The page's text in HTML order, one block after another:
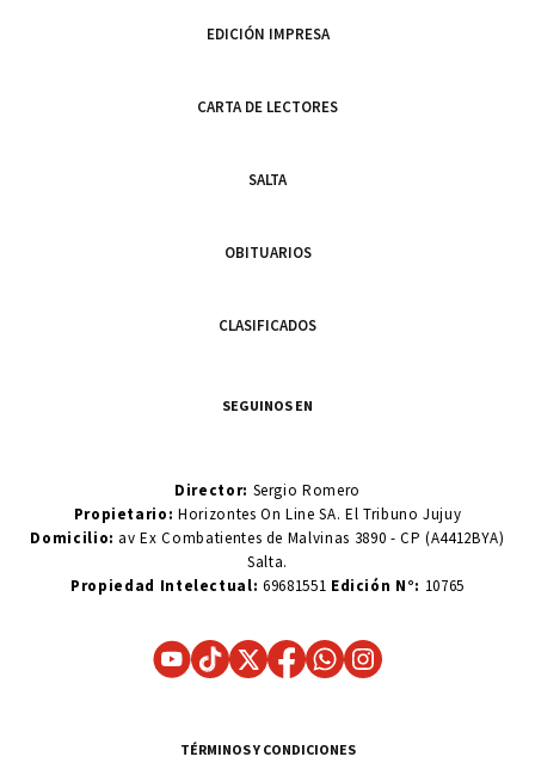
EDICIÓN IMPRESA
CARTA DE LECTORES
SALTA
OBITUARIOS
CLASIFICADOS
SEGUINOS EN
Director: Sergio Romero
Propietario:Horizontes On Line SA. El Tribuno Jujuy
Domicilio: av Ex Combatientes de Malvinas 3890 - CP (A4412BYA)
Salta.
Propiedad Intelectual: 69681551 Edición N°: 10765
TÉRMINOS Y CONDICIONES